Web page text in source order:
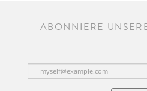
ABONNIERE